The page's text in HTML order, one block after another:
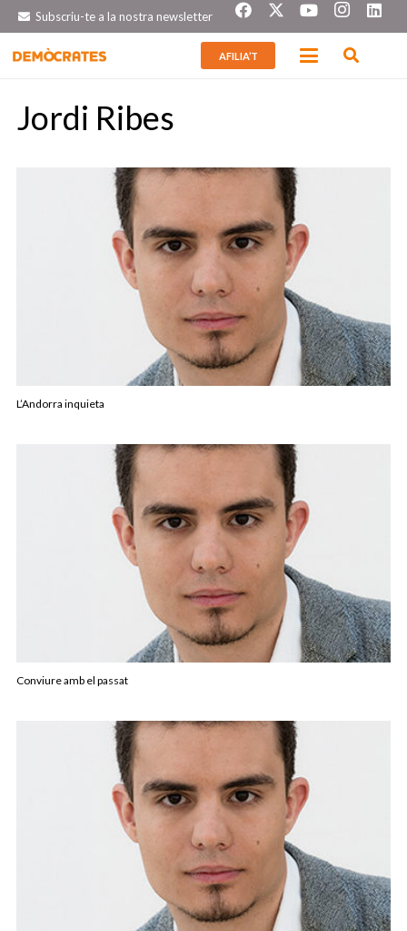
Subscriu-te a la nostra newsletter
AFILIA’T
Jordi Ribes
L’Andorra inquieta
Conviure amb el passat